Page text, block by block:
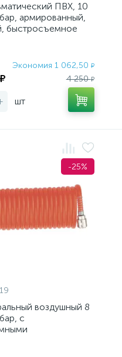
ПВХ, 10
армированный,
быстросъемное
Экономия 1 062,50 ₽
₽ 4 250₽
шт
-25%
воздушный 8
с